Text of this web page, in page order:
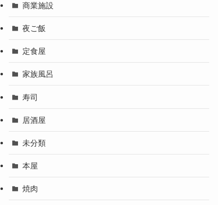
商業施設
夜ご飯
定食屋
家族風呂
寿司
居酒屋
未分類
本屋
焼肉